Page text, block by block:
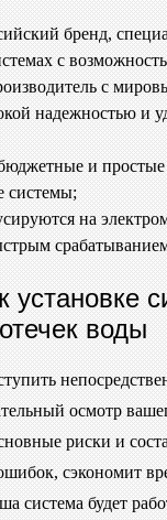
бренд,
с
с
надежностью и
и простые
системы;
на
установке
воды
осмотр
риски и
сэкономит
система будет